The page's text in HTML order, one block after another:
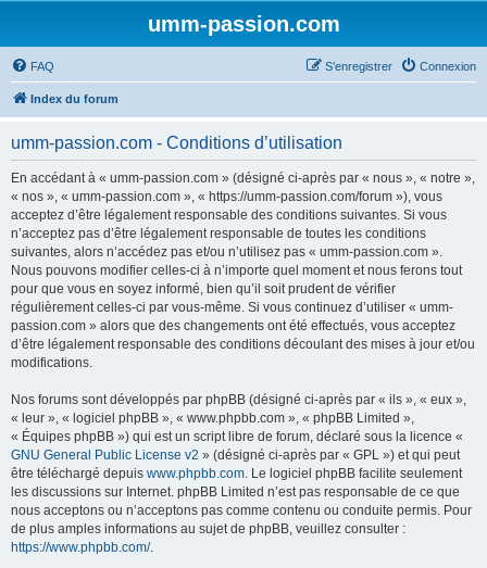
umm-passion.com
FAQ Connexion
S’enregistrer
Index du forum
umm-passion.com - Conditions d’utilisation
En accédant à « umm-passion.com » (désigné ci-après par « nous », « notre »,
« nos », « umm-passion.com », « https://umm-passion.com/forum »), vous
acceptez d’être légalement responsable des conditions suivantes. Si vous
n’acceptez pas d’être légalement responsable de toutes les conditions
suivantes, alors n’accédez pas et/ou n’utilisez pas « umm-passion.com ».
Nous pouvons modifier celles-ci à n’importe quel moment et nous ferons tout
pour que vous en soyez informé, bien qu’il soit prudent de vérifier
régulièrement celles-ci par vous-même. Si vous continuez d’utiliser « umm-
passion.com » alors que des changements ont été effectués, vous acceptez
d’être légalement responsable des conditions découlant des mises à jour et/ou
modifications.
Nos forums sont développés par phpBB (désigné ci-après par « ils », « eux »,
« leur », « logiciel phpBB », « www.phpbb.com », « phpBB Limited »,
« Équipes phpBB ») qui est un script libre de forum, déclaré sous la licence «
GNU General Public License v2 » (désigné ci-après par « GPL ») et qui peut
être téléchargé depuis www.phpbb.com. Le logiciel phpBB facilite seulement
les discussions sur Internet. phpBB Limited n’est pas responsable de ce que
nous acceptons ou n’acceptons pas comme contenu ou conduite permis. Pour
de plus amples informations au sujet de phpBB, veuillez consulter :
https://www.phpbb.com/.